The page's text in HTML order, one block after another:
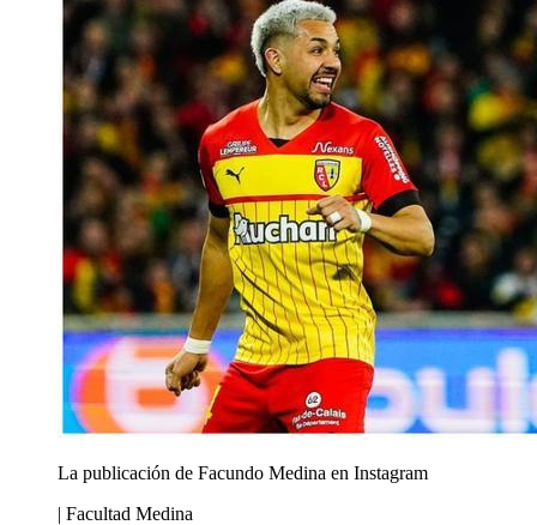
La publicación de Facundo Medina en Instagram
| Facultad Medina